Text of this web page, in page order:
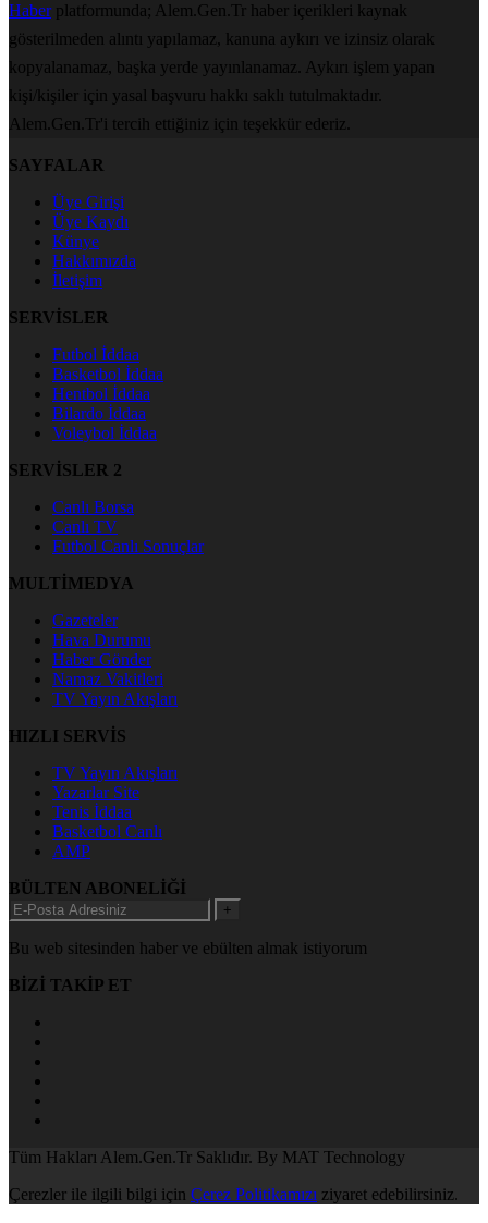
Haberplatformunda; Alem.Gen.Tr haber içerikleri kaynak
gösterilmeden alıntı yapılamaz, kanuna aykırı ve izinsiz olarak
kopyalanamaz, başka yerde yayınlanamaz. Aykırı işlem yapan
kişi/kişiler için yasal başvuru hakkı saklı tutulmaktadır.
Alem.Gen.Tr'i tercih ettiğiniz için teşekkür ederiz.
SAYFALAR
Üye Girişi
Üye Kaydı
Künye
Hakkımızda
İletişim
SERVİSLER
Futbol İddaa
Basketbol İddaa
Hentbol İddaa
Bilardo İddaa
Voleybol İddaa
SERVİSLER 2
Canlı Borsa
Canlı TV
Futbol Canlı Sonuçlar
MULTİMEDYA
Gazeteler
Hava Durumu
Haber Gönder
Namaz Vakitleri
TV Yayın Akışları
HIZLI SERVİS
TV Yayın Akışları
Yazarlar Site
Tenis İddaa
Basketbol Canlı
AMP
BÜLTEN ABONELİĞİ
+
Bu web sitesinden haber ve ebülten almak istiyorum
BİZİ TAKİP ET
Tüm Hakları Alem.Gen.Tr Saklıdır. By MAT Technology
Çerezler ile ilgili bilgi için Çerez Politikamızı ziyaret edebilirsiniz.